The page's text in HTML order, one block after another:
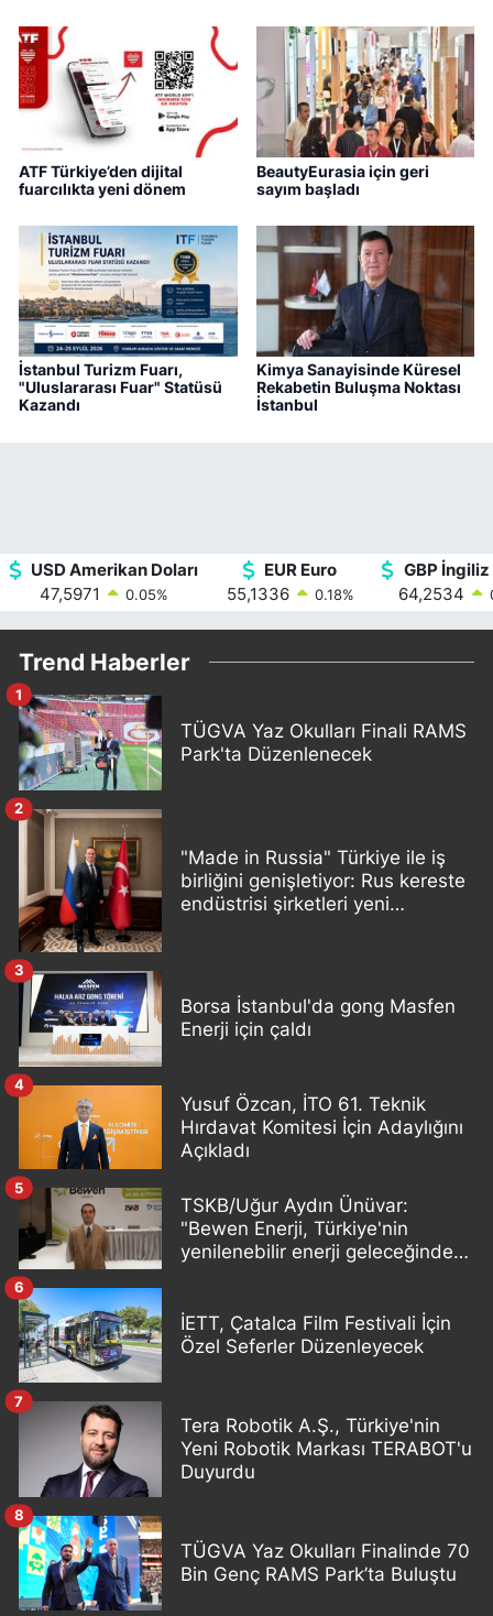
ATF Türkiye’den dijital
fuarcılıkta yeni dönem
BeautyEurasia için geri
sayım başladı
İstanbul Turizm Fuarı,
"Uluslararası Fuar" Statüsü
Kazandı
Kimya Sanayisinde Küresel
Rekabetin Buluşma Noktası
İstanbul
USD Amerikan Doları
47,5971
0.05%
EUR Euro
55,1336
0.18%
GBP
64,2534
Trend Haberler
TÜGVA Yaz Okulları Finali RAMS
Park'ta Düzenlenecek
1
"Made in Russia" Türkiye ile iş
birliğini genişletiyor: Rus kereste
endüstrisi şirketleri yeni
2
Borsa İstanbul'da gong Masfen
Enerji için çaldı
3
Yusuf Özcan, İTO 61. Teknik
Hırdavat Komitesi İçin Adaylığını
Açıkladı
4
TSKB/Uğur Aydın Ünüvar:
"Bewen Enerji, Türkiye'nin
yenilenebilir enerji geleceğinde
5
İETT, Çatalca Film Festivali İçin
Özel Seferler Düzenleyecek
6
Tera Robotik A.Ş., Türkiye'nin
Yeni Robotik Markası TERABOT'u
Duyurdu
7
TÜGVA Yaz Okulları Finalinde 70
Bin Genç RAMS Park’ta Buluştu
8